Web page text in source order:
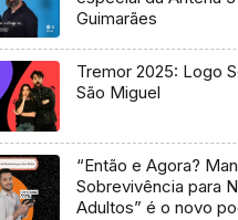
Guimarães
Tremor 2025: Logo
São Miguel
“Então e Agora?
Sobrevivência para
Adultos” é o novo